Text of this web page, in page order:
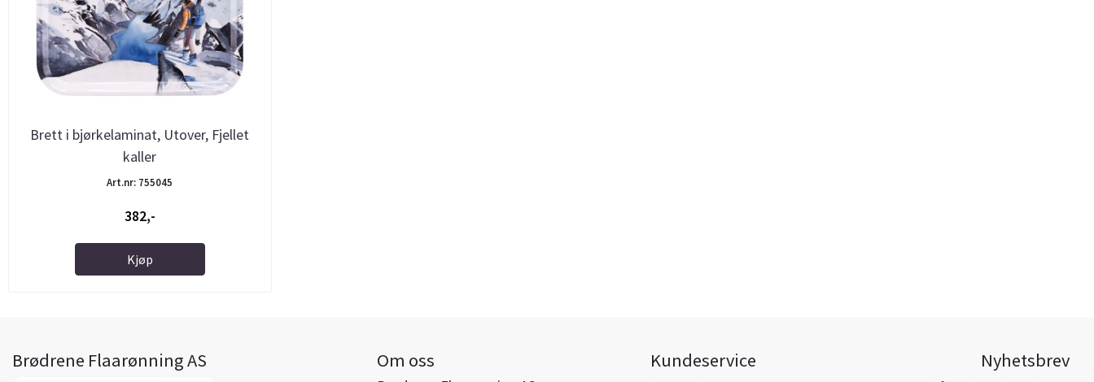
Brett i bjørkelaminat, Utover, Fjellet
kaller
Art.nr: 755045
382,-
Kjøp
Brødrene Flaarønning AS Om oss Kundeservice Nyhetsbrev